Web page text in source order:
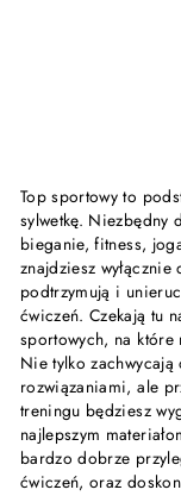
Top sportowy to
sylwetkę. Niezbędny
bieganie, fitness,
znajdziesz
podtrzymują i
ćwiczeń. Czekają tu
sportowych, na które
Nie tylko
rozwiązaniami, ale
treningu będziesz
najlepszym
bardzo dobrze
ćwiczeń, oraz